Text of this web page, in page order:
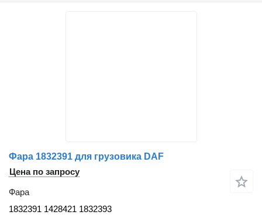
Фара 1832391 для грузовика DAF
Цена по запросу
Фара
1832391 1428421 1832393